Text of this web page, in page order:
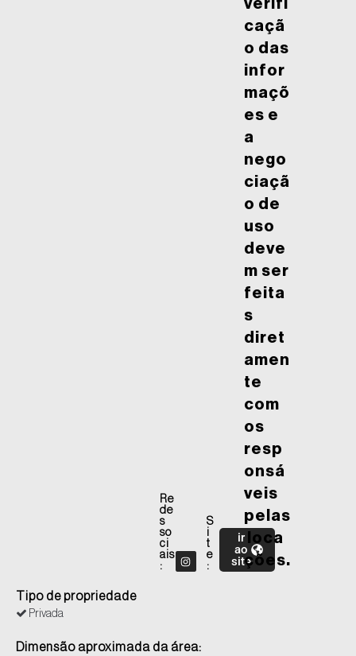
Re
de
s
so
ci
ais
:
S
i
t
e
:
ir
ao
site
verifi
caçã
o das
infor
maçõ
es e
a
nego
ciaçã
o de
uso
deve
m ser
feita
s
diret
amen
te
com
os
resp
onsá
veis
pelas
loca
ções.
Tipo de propriedade
Privada
Dimensão aproximada da área: